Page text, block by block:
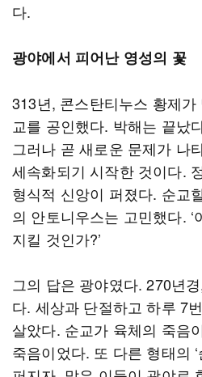
다.
광야에서 피어난 영성의 꽃
313년, 콘스탄티누스 황제
교를 공인했다. 박해는 끝났
그러나 곧 새로운 문제가 나
세속화되기 시작한 것이다.
형식적 신앙이 퍼졌다. 순교
의 안토니우스는 고민했다.
지킬 것인가?’
그의 답은 광야였다. 270년
다. 세상과 단절하고 하루 7
살았다. 순교가 육체의 죽음
죽음이었다. 또 다른 형태의